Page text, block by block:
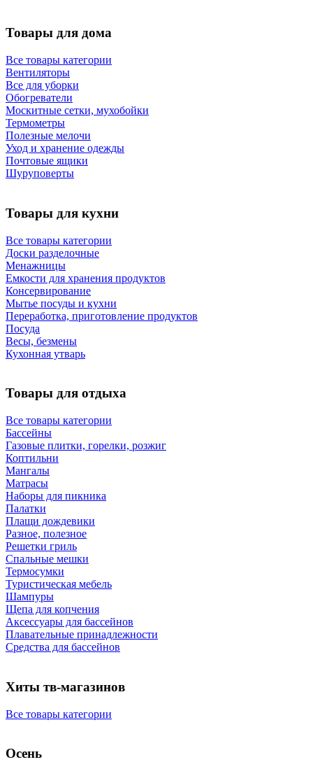
Товары для дома
Все товары категории
Вентиляторы
Все для уборки
Обогреватели
Москитные сетки, мухобойки
Термометры
Полезные мелочи
Уход и хранение одежды
Почтовые ящики
Шуруповерты
Товары для кухни
Все товары категории
Доски разделочные
Менажницы
Емкости для хранения продуктов
Консервирование
Мытье посуды и кухни
Переработка, приготовление продуктов
Посуда
Весы, безмены
Кухонная утварь
Товары для отдыха
Все товары категории
Бассейны
Газовые плитки, горелки, розжиг
Коптильни
Мангалы
Матрасы
Наборы для пикника
Палатки
Плащи дождевики
Разное, полезное
Решетки гриль
Спальные мешки
Термосумки
Туристическая мебель
Шампуры
Щепа для копчения
Аксессуары для бассейнов
Плавательные принадлежности
Средства для бассейнов
Хиты тв-магазинов
Все товары категории
Осень